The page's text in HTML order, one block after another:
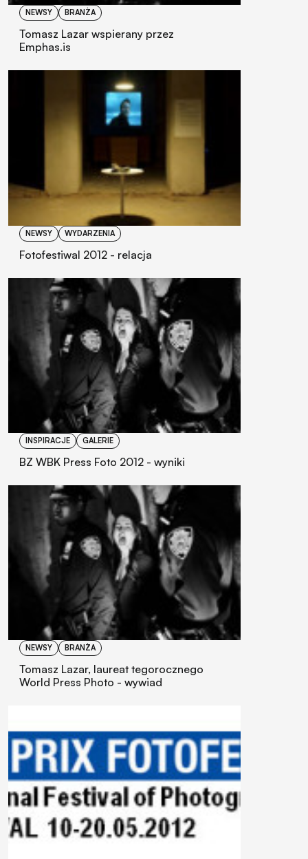
NEWSY BRANŻA
Tomasz Lazar wspierany przez
Emphas.is
NEWSY WYDARZENIA
Fotofestiwal 2012 - relacja
INSPIRACJE GALERIE
BZ WBK Press Foto 2012 - wyniki
NEWSY BRANŻA
Tomasz Lazar, laureat tegorocznego
World Press Photo - wywiad